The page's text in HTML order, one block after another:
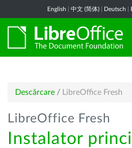
English 中文 (简体) Deutsch
Descărcare / LibreOffice Fresh
LibreOffice Fresh
Instalator